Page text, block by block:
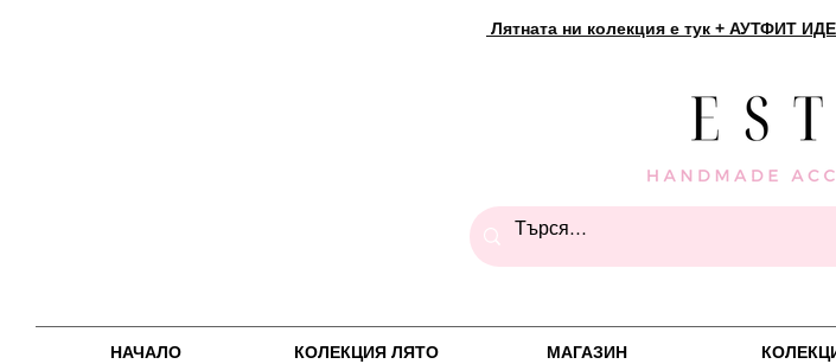
Лятната ни колекция е тук + АУТФИТ
НАЧАЛО КОЛЕКЦИЯ ЛЯТО МАГАЗИН